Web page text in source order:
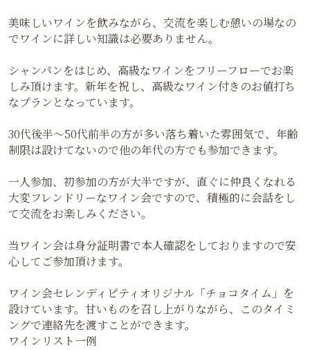
美味しいワインを飲みながら、交流を楽しむ憩いの場なの
でワインに詳しい知識は必要ありません。
シャンパンをはじめ、高級なワインをフリーフローでお楽
しみ頂けます。新年を祝し、高級なワイン付きのお値打ち
なプランとなっています。
30代後半〜50代前半の方が多い落ち着いた雰囲気で、年齢
制限は設けてないので他の年代の方でも参加できます。
一人参加、初参加の方が大半ですが、直ぐに仲良くなれる
大変フレンドリーなワイン会ですので、積極的に会話をし
て交流をお楽しみください。
当ワイン会は身分証明書で本人確認をしておりますので安
心してご参加頂けます。
ワイン会セレンディピティオリジナル「チョコタイム」を
設けています。甘いものを召し上がりながら、このタイミ
ングで連絡先を渡すことができます。
ワインリスト一例